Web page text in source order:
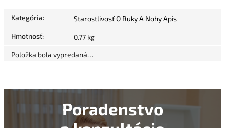
Kategória: Starostlivosť O Ruky A Nohy Apis
Hmotnosť: 0.77 kg
Položka bola vypredaná…
Poradenstvo